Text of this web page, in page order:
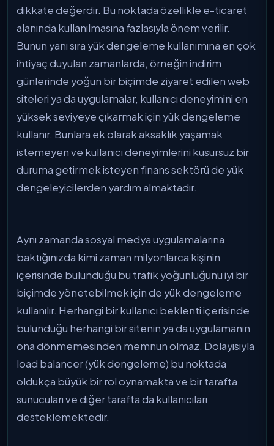
dikkate değerdir. Bu noktada özellikle e-ticaret
alanında kullanılmasına fazlasıyla önem verilir.
Bunun yanı sıra yük dengeleme kullanımına en çok
ihtiyaç duyulan zamanlarda, örneğin indirim
günlerinde yoğun bir biçimde ziyaret edilen web
siteleri ya da uygulamalar, kullanıcı deneyimini en
yüksek seviyeye çıkarmak için yük dengeleme
kullanır. Bunlara ek olarak aksaklık yaşamak
istemeyen ve kullanıcı deneyimlerini kusursuz bir
duruma getirmek isteyen finans sektörü de yük
dengeleyicilerden yardım almaktadır.
Aynı zamanda sosyal medya uygulamalarına
baktığınızda kimi zaman milyonlarca kişinin
içerisinde bulunduğu bu trafik yoğunluğunu iyi bir
biçimde yönetebilmek için de yük dengeleme
kullanılır. Herhangi bir kullanıcı beklenti içerisinde
bulunduğu herhangi bir sitenin ya da uygulamanın
ona dönmemesinden memnun olmaz. Dolayısıyla
load balancer (yük dengeleme) bu noktada
oldukça büyük bir rol oynamakta ve bir tarafta
sunucuları ve diğer tarafta da kullanıcıları
desteklemektedir.